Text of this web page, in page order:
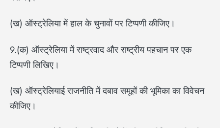
(ख) ऑस्ट्रेलिया में हाल के चुनावों पर टिप्पणी कीजिए।
9.(क) ऑस्ट्रेलिया में राष्ट्रवाद और राष्ट्रीय पहचान पर एक
टिप्पणी लिखिए।
(ख) ऑस्ट्रेलियाई राजनीति में दबाव समूहों की भूमिका का विवेचन
कीजिए।